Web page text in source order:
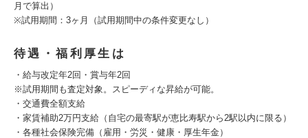
月で算出）
※試用期間：3ヶ月（試用期間中の条件変更なし）
待遇・福利厚生は
・給与改定年2回・賞与年2回
※試用期間も査定対象。スピーディな昇給が可能。
・交通費全額支給
・家賃補助2万円支給（自宅の最寄駅が恵比寿駅から2駅以内に限る）
・各種社会保険完備（雇用・労災・健康・厚生年金）